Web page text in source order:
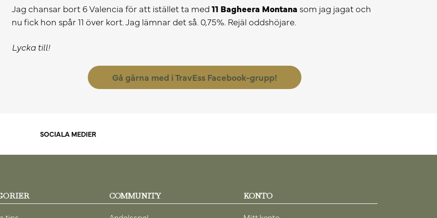
Jag chansar bort 6 Valencia för att istället ta med 11 Bagheera Montana som jag jagat och
nu fick hon spår 11 över kort. Jag lämnar det så. 0,75%. Rejäl oddshöjare.
Lycka till!
Gå gärna med i TravEss Facebook-grupp!
SOCIALA MEDIER
COMMUNITY KONTO